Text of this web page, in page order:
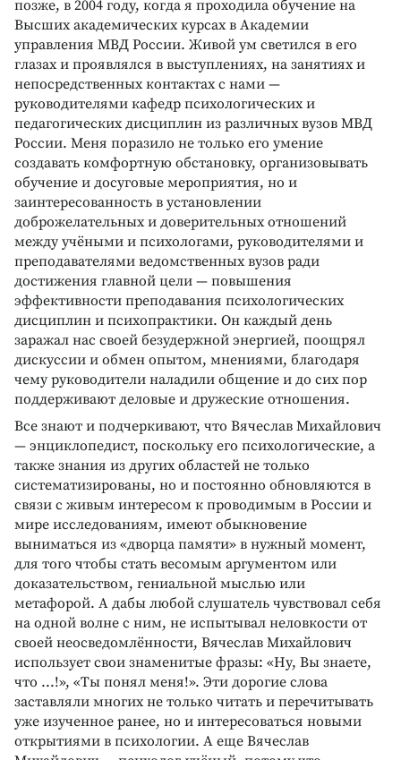
позже, в 2004 году, когда я проходила обучение на
Высших академических курсах в Академии
управления МВД России. Живой ум светился в его
глазах и проявлялся в выступлениях, на занятиях и
непосредственных контактах с нами —
руководителями кафедр психологических и
педагогических дисциплин из различных вузов МВД
России. Меня поразило не только его умение
создавать комфортную обстановку, организовывать
обучение и досуговые мероприятия, но и
заинтересованность в установлении
доброжелательных и доверительных отношений
между учёными и психологами, руководителями и
преподавателями ведомственных вузов ради
достижения главной цели — повышения
эффективности преподавания психологических
дисциплин и психопрактики. Он каждый день
заражал нас своей безудержной энергией, поощрял
дискуссии и обмен опытом, мнениями, благодаря
чему руководители наладили общение и до сих пор
поддерживают деловые и дружеские отношения.
Все знают и подчеркивают, что Вячеслав Михайлович
— энциклопедист, поскольку его психологические, а
также знания из других областей не только
систематизированы, но и постоянно обновляются в
связи с живым интересом к проводимым в России и
мире исследованиям, имеют обыкновение
выниматься из «дворца памяти» в нужный момент,
для того чтобы стать весомым аргументом или
доказательством, гениальной мыслью или
метафорой. А дабы любой слушатель чувствовал себя
на одной волне с ним, не испытывал неловкости от
своей неосведомлённости, Вячеслав Михайлович
использует свои знаменитые фразы: «Ну, Вы знаете,
что ...!», «Ты понял меня!». Эти дорогие слова
заставляли многих не только читать и перечитывать
уже изученное ранее, но и интересоваться новыми
открытиями в психологии. А еще Вячеслав